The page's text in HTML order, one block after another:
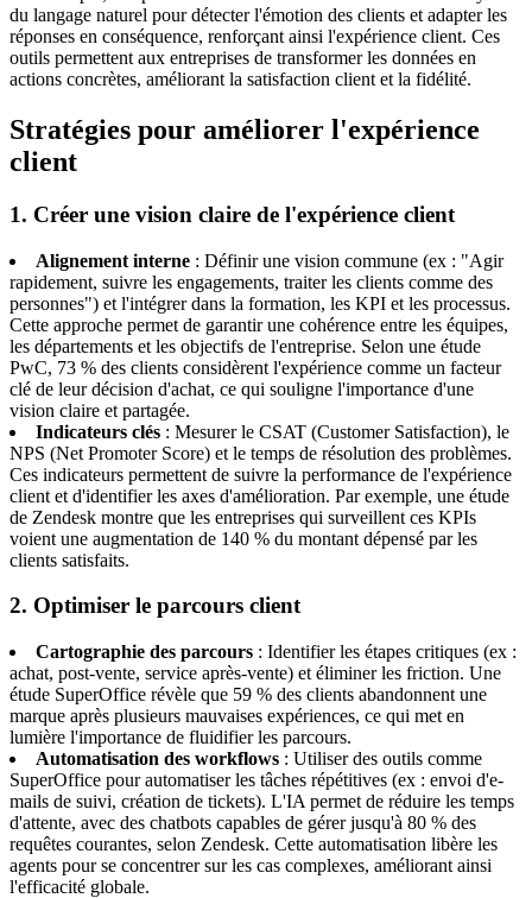
du langage naturel pour détecter l'émotion des clients et adapter les
réponses en conséquence, renforçant ainsi l'expérience client. Ces
outils permettent aux entreprises de transformer les données en
actions concrètes, améliorant la satisfaction client et la fidélité.
Stratégies pour améliorer l'expérience
client
1. Créer une vision claire de l'expérience client
Alignement interne : Définir une vision commune (ex : "Agir
rapidement, suivre les engagements, traiter les clients comme des
personnes") et l'intégrer dans la formation, les KPI et les processus.
Cette approche permet de garantir une cohérence entre les équipes,
les départements et les objectifs de l'entreprise. Selon une étude
PwC, 73 % des clients considèrent l'expérience comme un facteur
clé de leur décision d'achat, ce qui souligne l'importance d'une
vision claire et partagée.
Indicateurs clés : Mesurer le CSAT (Customer Satisfaction), le
NPS (Net Promoter Score) et le temps de résolution des problèmes.
Ces indicateurs permettent de suivre la performance de l'expérience
client et d'identifier les axes d'amélioration. Par exemple, une étude
de Zendesk montre que les entreprises qui surveillent ces KPIs
voient une augmentation de 140 % du montant dépensé par les
clients satisfaits.
2. Optimiser le parcours client
Cartographie des parcours : Identifier les étapes critiques (ex :
achat, post-vente, service après-vente) et éliminer les friction. Une
étude SuperOffice révèle que 59 % des clients abandonnent une
marque après plusieurs mauvaises expériences, ce qui met en
lumière l'importance de fluidifier les parcours.
Automatisation des workflows : Utiliser des outils comme
SuperOffice pour automatiser les tâches répétitives (ex : envoi d'e-
mails de suivi, création de tickets). L'IA permet de réduire les temps
d'attente, avec des chatbots capables de gérer jusqu'à 80 % des
requêtes courantes, selon Zendesk. Cette automatisation libère les
agents pour se concentrer sur les cas complexes, améliorant ainsi
l'efficacité globale.